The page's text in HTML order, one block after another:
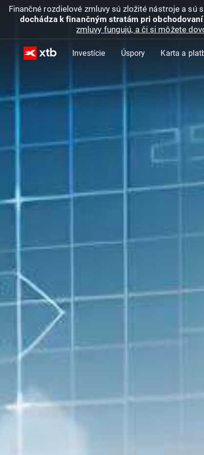
Finančné rozdielové zmluvy sú zložité nástroje a
dochádza k finančným stratám pri
zmluvy fungujú, a či si môžete
Investície Úspory Karta a